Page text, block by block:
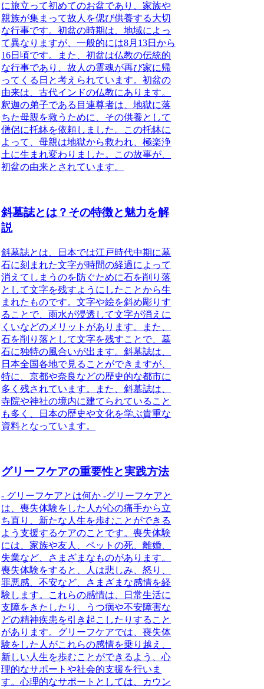
に旅立って初めてのお盆であり、家族や
親族が集まって故人を偲び供養する大切
な行事です。初盆の時期は、地域によっ
て異なりますが、一般的には8月13日から
16日頃です。また、初盆は仏教の伝統的
な行事であり、故人の霊魂が再び家に帰
ってくる日と考えられています。初盆の
由来は、古代インドの仏教にあります。
釈迦の弟子である目連尊者は、地獄に落
ちた母親を救うために、その供養として
僧侶に托鉢を依頼しました。この托鉢に
よって、母親は地獄から救われ、極楽浄
土に生まれ変わりました。この故事が、
初盆の由来とされています。
斜墓誌とは？その特徴と魅力を解
説
斜墓誌とは 、日本では江戸時代中期に墓
石に刻まれた文字が時間の経過によって
消えてしまうのを防ぐために石を削り落
として文字を残すようにしたことから生
まれたものです。文字や絵を斜め彫りす
ることで、雨水が浸透して文字が消えに
くいなどのメリットがあります。また、
石を削り落として文字を残すことで、墓
石に独特の風合いが出ます。斜墓誌は、
日本全国各地で見ることができますが、
特に、京都や奈良などの歴史的な都市に
多く残されています。また、斜墓誌は、
寺院や神社の境内に建てられていること
も多く、日本の歴史や文化を学ぶ貴重な
資料となっています。
グリーフケアの重要性と実践方法
- グリーフケアとは何か -グリーフケアと
は、喪失体験をした人が心の痛手から立
ち直り、新たな人生を歩むことができる
よう支援するケアのことです。喪失体験
には、家族や友人、ペットの死、離婚、
失業など、さまざまなものがあります。
喪失体験をすると、人は悲しみ、怒り、
罪悪感、不安など、さまざまな感情を経
験します。これらの感情は、日常生活に
支障をきたしたり、うつ病や不安障害な
どの精神疾患を引き起こしたりすること
があります。グリーフケアでは、喪失体
験をした人がこれらの感情を乗り越え、
新しい人生を歩むことができるよう、心
理的なサポートや社会的支援を行いま
す。心理的なサポートとしては、カウン